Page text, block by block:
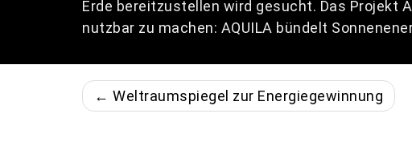
Erde bereitzustellen wird gesucht. Das Projekt
nutzbar zu machen: AQUILA bündelt
← Weltraumspiegel zur Energiegewinnung